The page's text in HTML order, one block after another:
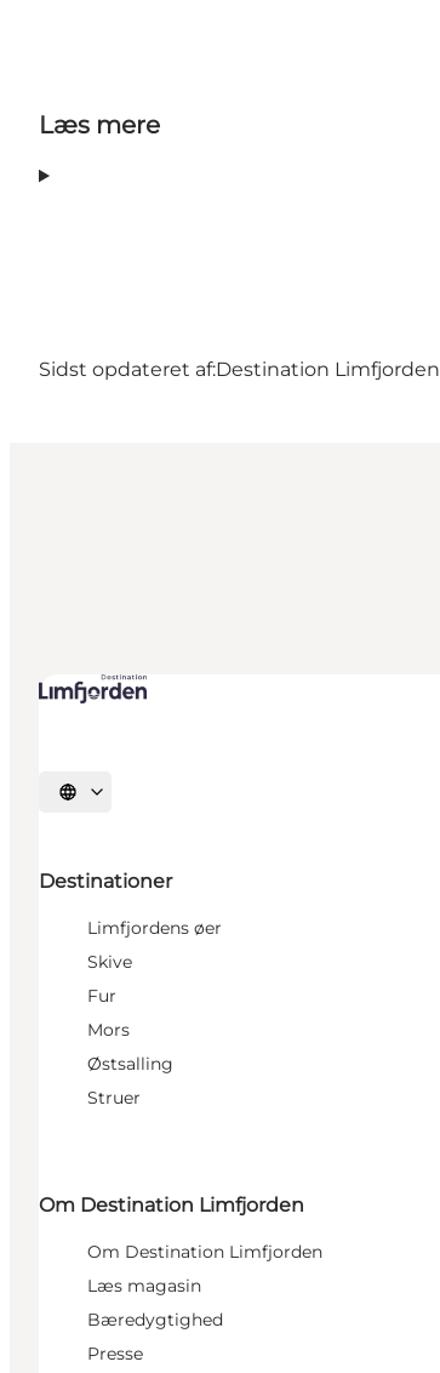
Læs mere
Sidst opdateret af:Destination Limfjorden
Vælg sprog
Destinationer
Limfjordens øer
Skive
Fur
Mors
Østsalling
Struer
Om Destination Limfjorden
Om Destination Limfjorden
Læs magasin
Bæredygtighed
Presse